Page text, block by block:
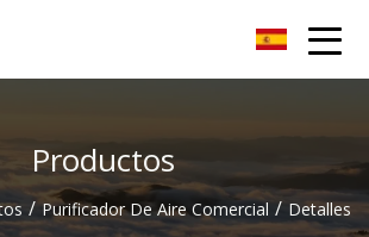
Productos
/ Purificador De Aire Comercial / Detalles